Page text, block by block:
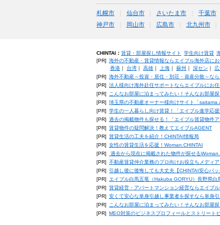
札幌市 仙台市 さいたま市 千葉市
神戸市
岡山市 広島市 北九州市
CHINTAI： 賃貸・部屋探し情報サイト 学生向け賃貸
[PR] 海外の不動産・賃貸情報ならエイブル海外店にお
香港｜ 台湾｜ 高雄｜ 上海｜ 蘇州 ｜ 深セン ｜ 広
[PR] 海外不動産～投資・居住・別荘・資産分散～な
[PR] 法人様向け海外赴任サポートならエイブルにお任
[PR]
こんなお部屋に泊まってみたい！そんなお部屋
[PR] 埼玉県の不動産オーナー様向けサイト「
[PR] 学生の一人暮らし向け賃貸！「エイブル進学応援
[PR] 過去の掲載物件も探せる！「エイブル賃貸物件ア
[PR] 賃貸物件の疑問解決！教えてエイブルAGENT
[PR] 賃貸生活の工夫を紹介！CHINTAI情報局
[PR] 女性の賃貸生活を応援！Woman.CHINTAI
[PR]
過去から現在に掲載された物件が探せる
[PR] 不動産賃貸仲介業務のプロ向けお役立ちメディア
[PR]
引越し後に後悔しても大丈夫【CHINTAI安心パ
[PR]
エイブル白馬五竜（Hakuba GORYU）長野県白
[PR] 賃貸経営・アパートマンション経営ならエイブ
[PR] 安くて安心な単身引越し事業者を探すなら単身引
[PR]
こんなお部屋に泊まってみたい！そんなお部屋
[PR] MEO対策のビジネスプロフィールとストリート